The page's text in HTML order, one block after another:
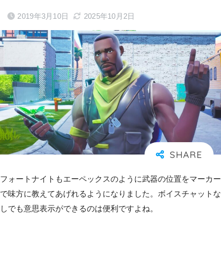
2019年3月10日 2025年10月2日
フォートナイトもエーペックスのように武器の位置をマーカー
で味方に教えてあげれるようになりました。ボイスチャットな
しでも意思表示ができるのは便利ですよね。